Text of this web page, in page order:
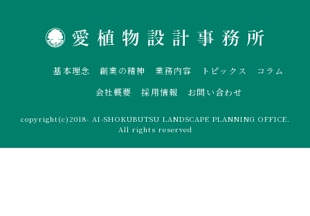
基本理念 創業の精神 業務内容 トピックス
コラム
会社概要
採用情報 お問い合わせ
copyright(c)2018- AI-SHOKUBUTSU LANDSCAPE PLANNING OFFICE.
All rights reserved